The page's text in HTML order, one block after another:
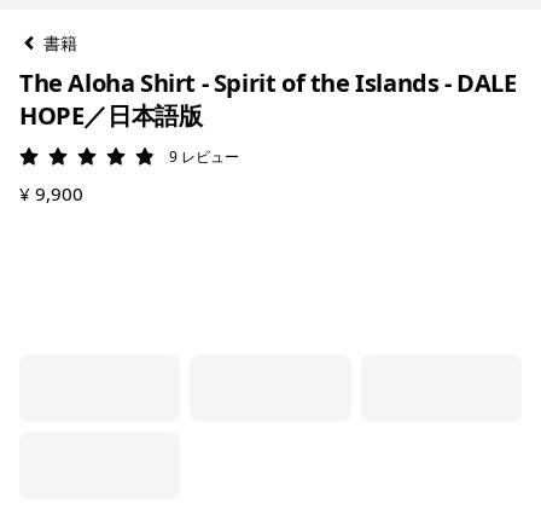
書籍
The Aloha Shirt - Spirit of the Islands - DALE
HOPE／日本語版
評価: 4.9 / 5
9 レビュー
¥ 9,900